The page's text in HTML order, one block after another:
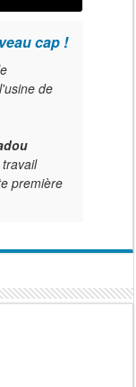
cap !
de
première